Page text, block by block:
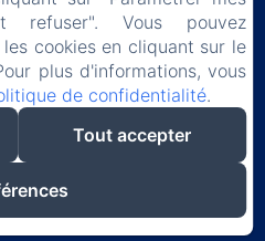
Accès
refuser". Vous pouvez
cookies en cliquant sur le
plus d'informations, vous
de confidentialité.
Tout accepter